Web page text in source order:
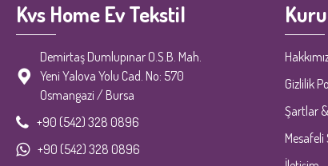
Kvs Home Ev Tekstil
Demirtaş Dumlupınar O.S.B. Mah.
Yeni Yalova Yolu Cad. No: 570
Osmangazi / Bursa
+90 (542) 328 0896
+90 (542) 328 0896
Gizlilik
Şartlar
Mesafeli